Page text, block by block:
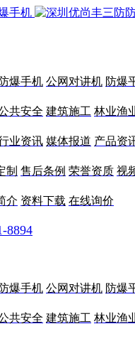
防爆手机 公网对讲机 防爆
共安全 建筑施工 林业渔
业资讯 媒体报道 产品资
制 售后条例 荣誉资质 视
介 资料下载 在线询价
8894
防爆手机 公网对讲机 防爆
共安全 建筑施工 林业渔